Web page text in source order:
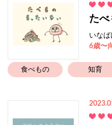
た
いなば
6歳〜
食べもの 知育